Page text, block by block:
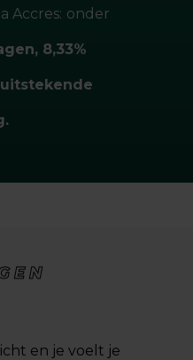
Accres: onder
8,33%
uitstekende
en je voelt je